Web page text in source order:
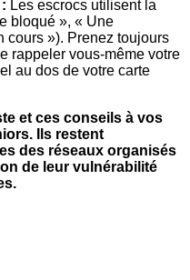
Les escrocs utilisent la
bloqué », « Une
cours »). Prenez toujours
rappeler vous-même votre
au dos de votre carte
et ces conseils à vos
Ils restent
des réseaux organisés
de leur vulnérabilité